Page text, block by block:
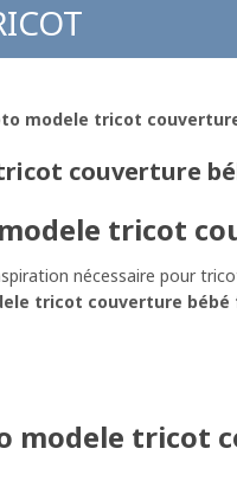
modele tricot
couverture
tricot
nécessaire pour
tricot couverture bébé
modele tricot